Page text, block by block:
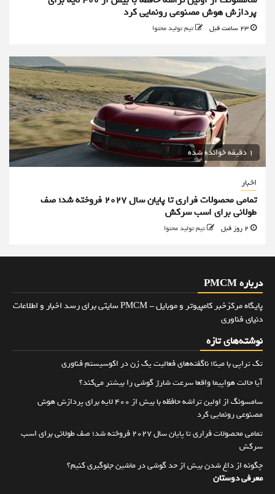
پردازش هوش مصنوعی رونمایی کرد
تیم تولید محتوا
1 دقیقه خوانده شده
اخبار
تمامی محصولات فراری تا پایان سال ۲۰۲۷ فروخته شد؛ صف
طولانی برای اسب سرکش
تیم تولید محتوا
درباره PMCM
پایگاه مرکزخبر کامپیوتر و موبایل - PMCM سایتی برای رسد اخبار و اطلاعات
دنیای فناوری
نوشته‌های تازه
تک تراپی با مینا؛ ناگفته‌های فعالیت یک زن در اکوسیستم فناوری
آیا حالت هواپیما واقعا سرعت شارژ گوشی را بیشتر می‌کند؟
سامسونگ از اولین تراشه حافظه با بیش از ۴۰۰ لایه برای پردازش هوش
مصنوعی رونمایی کرد
تمامی محصولات فراری تا پایان سال ۲۰۲۷ فروخته شد؛ صف طولانی برای اسب
سرکش
چگونه از داغ شدن بیش از حد گوشی در ماشین جلوگیری کنیم؟
معرفی دوستان